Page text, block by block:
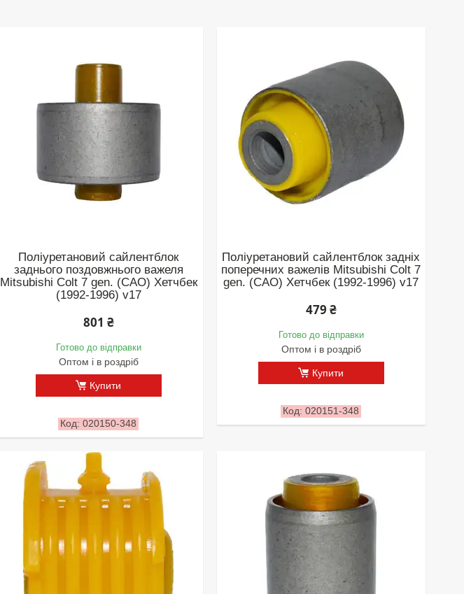
Поліуретановий сайлентблок
заднього поздовжнього важеля
Mitsubishi Colt 7 gen. (CAO) Хетчбек
(1992-1996) v17
801 ₴
Готово до відправки
Оптом і в роздріб
Купити
020150-348
Поліуретановий сайлентблок задніх
поперечних важелів Mitsubishi Colt 7
gen. (CAO) Хетчбек (1992-1996) v17
479 ₴
Готово до відправки
Оптом і в роздріб
Купити
020151-348